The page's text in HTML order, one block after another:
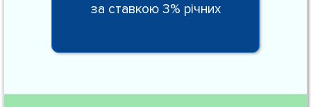
за ставкою 3% річних